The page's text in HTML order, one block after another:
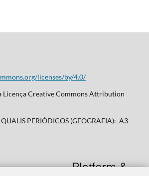
licenses/by/4.0/
Licença Creative Commons Attribution
PERIÓDICOS (GEOGRAFIA): A3